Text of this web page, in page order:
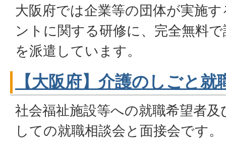
大阪府では企業等の団体が実施
ントに関する研修に、完全無料
を派遣しています。
【大阪府】介護のしごと
社会福祉施設等への就職希望者
しての就職相談会と面接会です。